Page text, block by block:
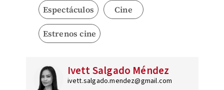
Espectáculos Cine
Estrenos cine
Ivett Salgado Méndez
ivett.salgado.mendez@gmail.com